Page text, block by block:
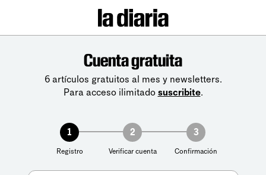
Cuenta gratuita
6 artículos gratuitos al mes y newsletters.
Para acceso ilimitado suscribite.
1
Registro
2
Verificar cuenta
3
Confirmación